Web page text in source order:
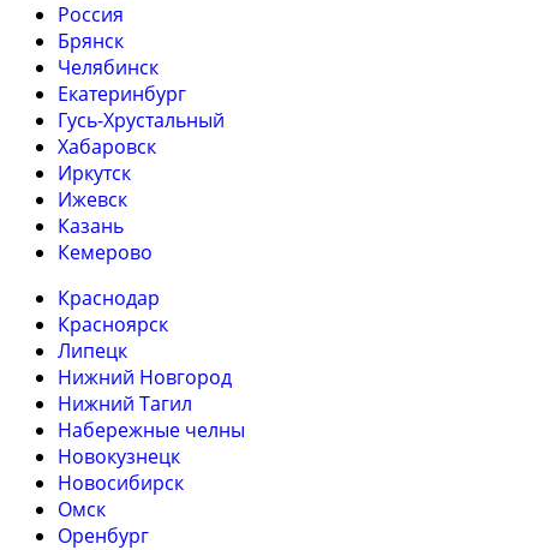
Россия
Брянск
Челябинск
Екатеринбург
Гусь-Хрустальный
Хабаровск
Иркутск
Ижевск
Казань
Кемерово
Краснодар
Красноярск
Липецк
Нижний Новгород
Нижний Тагил
Набережные челны
Новокузнецк
Новосибирск
Омск
Оренбург